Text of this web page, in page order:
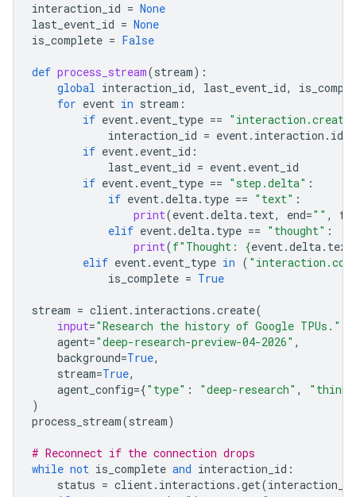
interaction_id = None
last_event_id = None
is_complete = False
def process_stream(stream):
global interaction_id, last_event_id,
for event in stream :
if event. event_type ==
interaction_id = event. interaction . id
if event. event_id :
last_event_id = event. event_id
if event. event_type == "step.delta" :
if event.delta. type == "text" :
print(event.delta. text, end="" ,
elif event.delta. type == "thought" :
print(f"Thought: {event.delta. text
elif event. event_type in (
is_complete = True
stream = client. interactions .create(
input="Research the history of Google TPUs."
agent="deep-research-preview-04-2026" ,
background=True,
stream=True,
agent_config={"type" : "deep-research" ,
)
process_stream(stream)
# Reconnect if the connection drops
while not is_complete and interaction_id :
status = client. interactions .get(interaction_id